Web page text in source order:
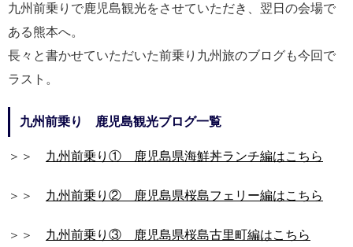
九州前乗りで鹿児島観光をさせていただき、翌日の会場で
ある熊本へ。
長々と書かせていただいた前乗り九州旅のブログも今回で
ラスト。
九州前乗り 鹿児島観光ブログ一覧
＞＞ 九州前乗り① 鹿児島県海鮮丼ランチ編はこちら
＞＞ 九州前乗り② 鹿児島県桜島フェリー編はこちら
＞＞ 九州前乗り③ 鹿児島県桜島古里町編はこちら